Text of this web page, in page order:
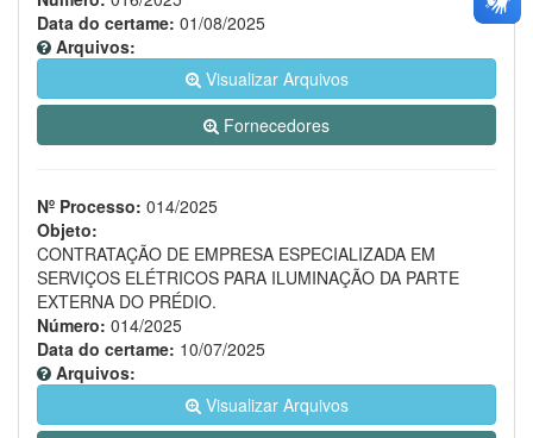
Data do certame: 01/08/2025
Arquivos:
Visualizar Arquivos
Fornecedores
Nº Processo: 014/2025
Objeto:
CONTRATAÇÃO DE EMPRESA ESPECIALIZADA EM
SERVIÇOS ELÉTRICOS PARA ILUMINAÇÃO DA PARTE
EXTERNA DO PRÉDIO.
Número: 014/2025
Data do certame: 10/07/2025
Arquivos:
Visualizar Arquivos